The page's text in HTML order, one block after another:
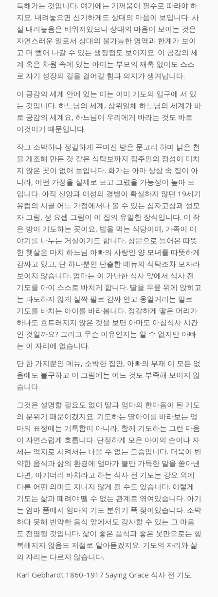
득해가는 것입니다. 여기에는 기꺼움이 필수로 따라야 하
지요. 내려놓으면 신기하게도 상대의 마음이 보입니다. 사
실 내려놓음은 비워져있으니 상대의 마음이 보이는 것은
자연스러운 일로서 상대의 불가능한 영역과 한계가 보이
고 더 뻗어 나갈 수 있는 생장점도 보이지요. 이 공감의 세
계 혹은 차원 속에 있는 아이는 부모의 재촉 없이도 스스
로 자기 성장의 길을 걸어갈 힘과 의지가 생겨납니다.
이 공감의 세계 안에 있는 이는 이미 기도의 입구에 서 있
는 것입니다. 하느님의 세계, 삼위일체 하느님의 세계가 바
로 공감의 세계요, 하느님이 우리에게 바라는 것도 바로
이것이기 때문입니다.
작고 소박하나 정갈하게 꾸며진 방은 문고리 하며 낡은 천
을 개조해 만든 것 같은 식탁보까지 집주인의 정성이 미치
지 않은 곳이 없어 보입니다. 화가는 아마 상상 속 집이 아
니라, 어떤 가정을 실제로 보고 그렸을 가능성이 높아 보
입니다. 아직 신앙과 이성의 결별이 확실하지 않던 19세기
유럽의 시골 어느 가정에서나 볼 수 있는 십자고상과 성모
자 그림, 성 요셉 그림이 이 집의 유일한 장식입니다. 이 작
은 방이 기도하는 곳이요, 밥을 먹는 식당이며, 가족이 이
야기를 나누는 거실이기도 합니다. 창문으로 들어온 따뜻
한 햇살은 마치 하느님 아빠의 사랑인 양 모녀를 따뜻하게
감싸고 있고, 단 하나뿐인 단출한 메뉴의 식탁조차 모자라
보이지 않습니다. 엄마는 이 가난한 식사 앞에서 식사 전
기도를 아이 스스로 바치게 합니다. 딸을 무릎 위에 앉히고
는 과도하지 않게 살짝 팔로 감싸 안고 옹알거리는 말로
기도를 바치는 아이를 바라봅니다. 정갈하게 땋은 머리가
하나도 흐트러지지 않은 것을 보면 아마도 아침식사 시간
인 것일까요? 그리고 무슨 이유인지는 알 수 없지만 아빠
는 이 자리에 없습니다.
단 한 가지뿐인 메뉴, 소박한 집안, 아빠의 부재 이 모든 없
음에도 불구하고 이 그림에는 어느 것도 부족해 보이지 않
습니다.
그것은 설명할 필요도 없이 딸과 엄마의 한마음이 된 기도
의 분위기 때문이겠지요. 기도하는 딸아이를 바라보는 엄
마의 표정에는 기특함이 아니라, 함께 기도하는 그런 마음
이 자연스럽게 흐릅니다. 단정하게 모은 아이의 손이나 자
세는 억지로 시켜서는 나올 수 없는 모습입니다. 더욱이 빈
약한 음식과 삶의 환경에 엄마가 불만 가득한 말을 쏟아낸
다면, 아기더러 바치라고 하는 식사 전 기도는 강요 외에
다른 어떤 의미도 지니지 않게 될 수도 있습니다. 이렇게
기도는 삶과 떼려야 뗄 수 없는 관계로 엮여있습니다. 아기
는 엄마 품에서 엄마의 기도 분위기 푹 젖어있습니다. 소박
하다 못해 빈약한 음식 앞에서도 감사할 수 있는 그 마음
도 전염될 것입니다. 삶이 좋은 음식과 좋은 옷만으로는 행
복해지지 않음도 저절로 알아듣겠지요. 기도의 자리와 삶
의 자리는 다르지 않습니다.
Karl Gebhardt 1860-1917 Saying Grace 식사 전 기도